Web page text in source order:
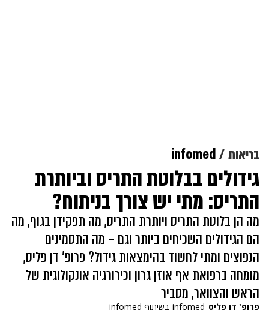
בריאות infomed
גידולים בבלוטת התריס וביותרת
התריס: מתי יש צורך בניתוח?
מה הן בלוטת התריס ויותרת התריס, מה תפקידן בגוף, מה
הם הגידולים השכיחים ביותר וגם – מה התסמינים
הנפוצים ומתי לחשוד בהימצאות גידול? פרופ' דן פליס,
מומחה ברפואת אף אוזן גרון וכירורגיה אונקולוגית של
הראש והצוואר, מסביר
פרופ' דן פליס infomed בשיתוף infomed